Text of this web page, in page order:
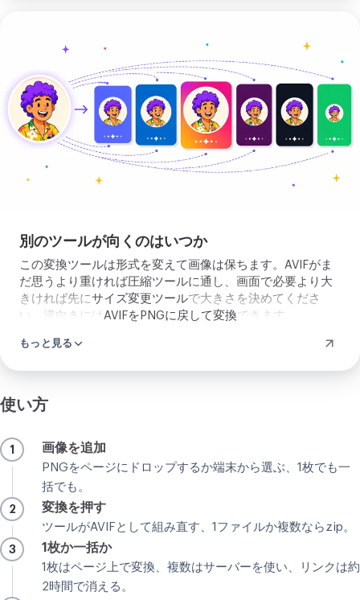
ア
別のツールが向くのはいつか
この変換ツールは形式を変えて画像は保ちます。AVIFがま
だ思うより重ければ圧縮ツールに通し、画面で必要より大
きければ先にサイズ変更ツールで大きさを決めてくださ
い。逆向きにはAVIFをPNGに戻して変換できます。
もっと見る
使い方
1 画像を追加
PNGをページにドロップするか端末から選ぶ、1枚でも一
括でも。
2 変換を押す
ツールがAVIFとして組み直す、1ファイルか複数ならzip。
3 1枚か一括か
1枚はページ上で変換、複数はサーバーを使い、リンクは約
2時間で消える。